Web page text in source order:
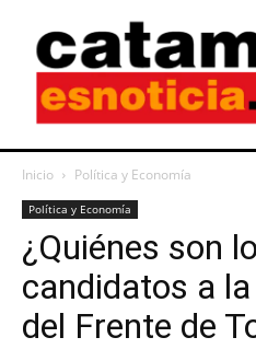
Inicio Política y Economía
Política y Economía
¿Quiénes son
candidatos a
del Frente de